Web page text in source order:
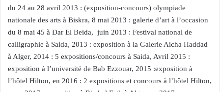
du 24 au 28 avril 2013 : (exposition-concours) olympiade
nationale des arts à Biskra, 8 mai 2013 : galerie d’art à l’occasion
du 8 mai 45 à Dar El Beida, juin 2013 : Festival national de
calligraphie à Saida, 2013 : exposition à la Galerie Aicha Haddad
à Alger, 2014 : 5 expositions/concours à Saida, Avril 2015 :
exposition à l’université de Bab Ezzouar, 2015 :exposition à
l’hôtel Hilton, en 2016 : 2 expositions et concours à l’hôtel Hilton,